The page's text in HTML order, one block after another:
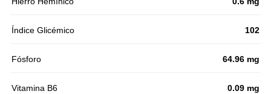
Índice Glicémico 102
Fósforo 64.96 mg
Vitamina B6 0.09 mg